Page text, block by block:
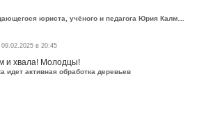
В Черкесске чествовали выдающегося юриста, учёного и педагога Юрия Калмыкова
09.02.2025 в 20:45
и хвала! Молодцы!
активная обработка деревьев